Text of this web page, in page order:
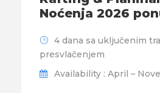
Noćenja 2026
4 dana sa uključenim
presvlačenjem
Availability : April –